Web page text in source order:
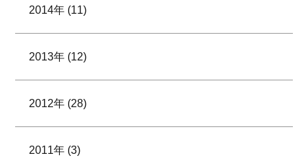
2014年 (11)
2013年 (12)
2012年 (28)
2011年 (3)